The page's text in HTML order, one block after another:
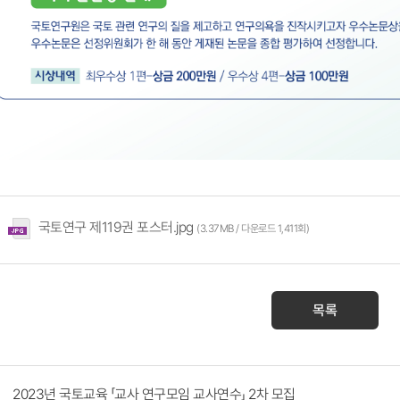
국토연구 제119권 포스터.jpg (3.37MB / 다운로드 1,411회)
목록
2023년 국토교육 「교사 연구모임 교사연수」 2차 모집